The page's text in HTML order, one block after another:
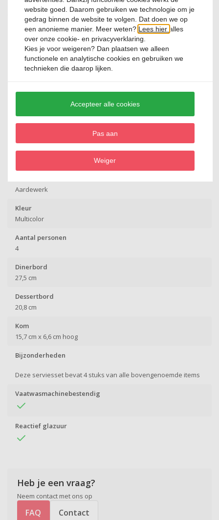
Heb je een vraag?
Neem contact met ons op
FAQ Contact
Of u nu een gezellige maaltijd met familie serveert of een bijzondere
tafel wilt creëren voor gasten, met de Riahi serviesset brengt u kleur,
karakter en een speelse twist naar iedere gelegenheid.
Productspecificatie
Artikelnummer
Lijn
Aardewerk
Kleur
Multicolor
Aantal personen
4
Dinerbord
27,5 cm
Dessertbord
20,8 cm
Kom
15,7 cm x 6,6 cm hoog
Bijzonderheden
Deze serviesset bevat 4 stuks van alle bovengenoemde items
Vaatwasmachinebestendig
Reactief glazuur
website goed. Daarom gebruiken we technologie om je
gedrag binnen de website te volgen. Dat doen we op
een anonieme manier. Meer weten? Lees hier alles
over onze cookie- en privacyverklaring.
Kies je voorweigeren? Dan plaatsen we alleen
functionele en analytische cookies en gebruiken we
technieken die daarop lijken.
Accepteer alle cookies
Pas aan
Weiger